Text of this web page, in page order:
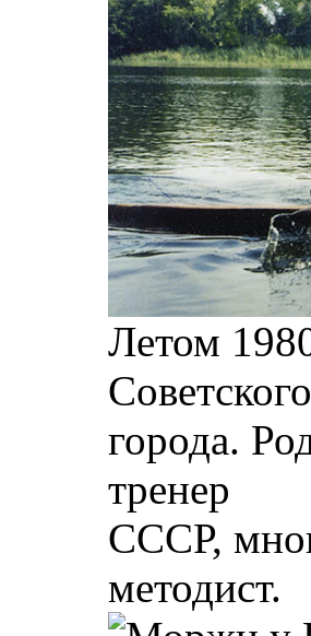
Летом
города.
тренер
СССР,
методист.